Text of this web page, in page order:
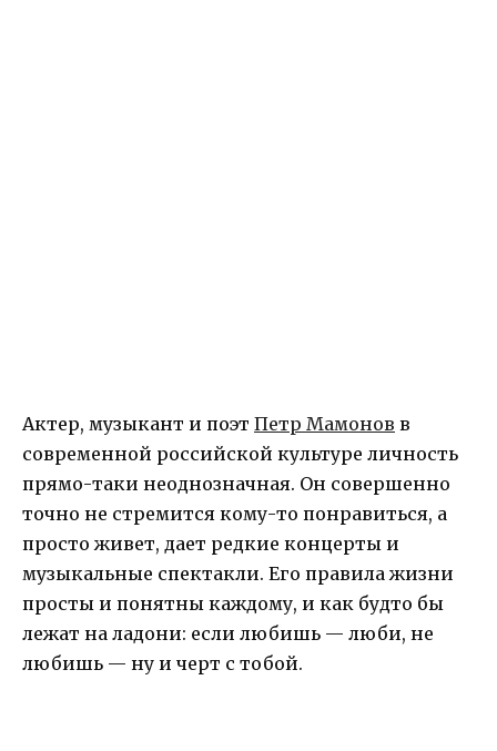
Актер, музыкант и поэт Петр Мамонов в
современной российской культуре личность
прямо-таки неоднозначная. Он совершенно
точно не стремится кому-то понравиться, а
просто живет, дает редкие концерты и
музыкальные спектакли. Его правила жизни
просты и понятны каждому, и как будто бы
лежат на ладони: если любишь — люби, не
любишь — ну и черт с тобой.